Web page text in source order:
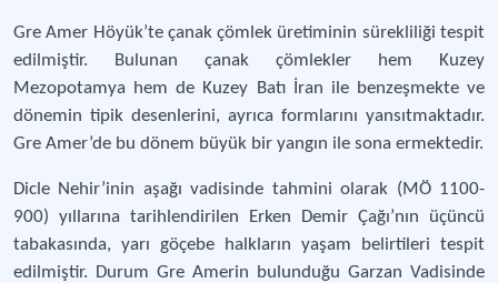
Gre Amer Höyük’te çanak çömlek üretiminin sürekliliği tespit
edilmiştir. Bulunan çanak çömlekler hem Kuzey
Mezopotamya hem de Kuzey Batı İran ile benzeşmekte ve
dönemin tipik desenlerini, ayrıca formlarını yansıtmaktadır.
Gre Amer’de bu dönem büyük bir yangın ile sona ermektedir.
Dicle Nehir’inin aşağı vadisinde tahmini olarak (MÖ 1100-
900) yıllarına tarihlendirilen Erken Demir Çağı’nın üçüncü
tabakasında, yarı göçebe halkların yaşam belirtileri tespit
edilmiştir. Durum Gre Amerin bulunduğu Garzan Vadisinde